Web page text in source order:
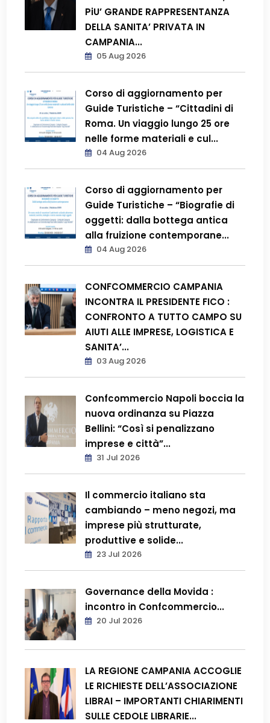
PiU’ GRANDE RAPPRESENTANZA
DELLA SANITA’ PRIVATA IN
CAMPANIA...
05 Aug 2026
Corso di aggiornamento per
Guide Turistiche – “Cittadini di
Roma. Un viaggio lungo 25 ore
nelle forme materiali e cul...
04 Aug 2026
Corso di aggiornamento per
Guide Turistiche – “Biografie di
oggetti: dalla bottega antica
alla fruizione contemporane...
04 Aug 2026
CONFCOMMERCIO CAMPANIA
INCONTRA IL PRESIDENTE FICO :
CONFRONTO A TUTTO CAMPO SU
AIUTI ALLE IMPRESE, LOGISTICA E
SANITA’...
03 Aug 2026
Confcommercio Napoli boccia la
nuova ordinanza su Piazza
Bellini: “Così si penalizzano
imprese e città”...
31 Jul 2026
Il commercio italiano sta
cambiando – meno negozi, ma
imprese più strutturate,
produttive e solide...
23 Jul 2026
Governance della Movida :
incontro in Confcommercio...
20 Jul 2026
LA REGIONE CAMPANIA ACCOGLIE
LE RICHIESTE DELL’ASSOCIAZIONE
LIBRAI – IMPORTANTI CHIARIMENTI
SULLE CEDOLE LIBRARIE...